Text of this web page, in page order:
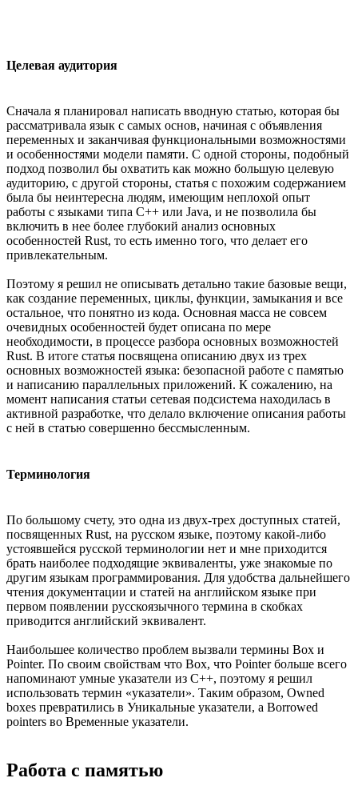
Целевая аудитория
Сначала я планировал написать вводную статью, которая бы
рассматривала язык с самых основ, начиная с объявления
переменных и заканчивая функциональными возможностями
и особенностями модели памяти. С одной стороны, подобный
подход позволил бы охватить как можно большую целевую
аудиторию, с другой стороны, статья с похожим содержанием
была бы неинтересна людям, имеющим неплохой опыт
работы с языками типа C++ или Java, и не позволила бы
включить в нее более глубокий анализ основных
особенностей Rust, то есть именно того, что делает его
привлекательным.
Поэтому я решил не описывать детально такие базовые вещи,
как создание переменных, циклы, функции, замыкания и все
остальное, что понятно из кода. Основная масса не совсем
очевидных особенностей будет описана по мере
необходимости, в процессе разбора основных возможностей
Rust. В итоге статья посвящена описанию двух из трех
основных возможностей языка: безопасной работе с памятью
и написанию параллельных приложений. К сожалению, на
момент написания статьи сетевая подсистема находилась в
активной разработке, что делало включение описания работы
с ней в статью совершенно бессмысленным.
Терминология
По большому счету, это одна из двух-трех доступных статей,
посвященных Rust, на русском языке, поэтому какой-либо
устоявшейся русской терминологии нет и мне приходится
брать наиболее подходящие эквиваленты, уже знакомые по
другим языкам программирования. Для удобства дальнейшего
чтения документации и статей на английском языке при
первом появлении русскоязычного термина в скобках
приводится английский эквивалент.
Наибольшее количество проблем вызвали термины Box и
Pointer. По своим свойствам что Box, что Pointer больше всего
напоминают умные указатели из C++, поэтому я решил
использовать термин «указатели». Таким образом, Owned
boxes превратились в Уникальные указатели, а Borrowed
pointers во Временные указатели.
Работа с памятью